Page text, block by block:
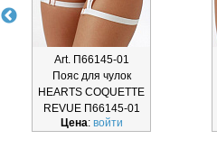
Art. П66145-01
Пояс для чулок
HEARTS COQUETTE
REVUE П66145-01
Цена: войти